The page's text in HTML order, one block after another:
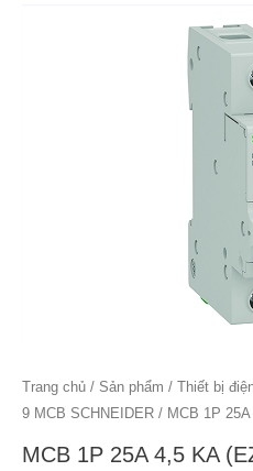
Trang chủ / Sản phẩm / Thiết bị
9 MCB SCHNEIDER / MCB 1P
MCB 1P 25A 4,5 KA